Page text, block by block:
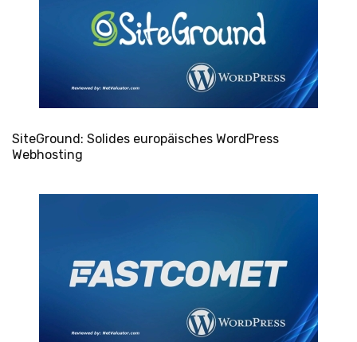
SiteGround: Solides europäisches WordPress
Webhosting